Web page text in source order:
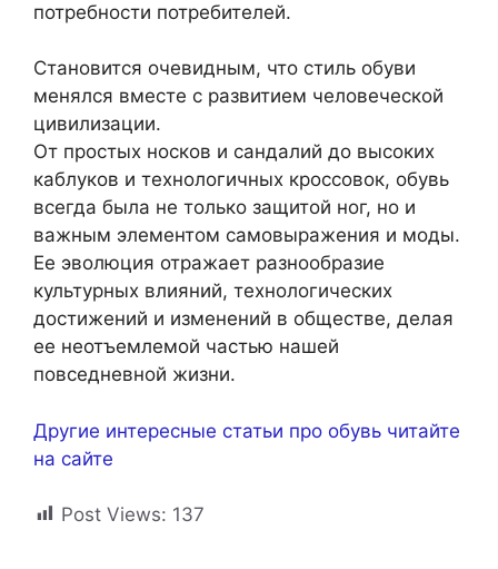
потребности потребителей.
Становится очевидным, что стиль обуви
менялся вместе с развитием человеческой
цивилизации.
От простых носков и сандалий до высоких
каблуков и технологичных кроссовок, обувь
всегда была не только защитой ног, но и
важным элементом самовыражения и моды.
Ее эволюция отражает разнообразие
культурных влияний, технологических
достижений и изменений в обществе, делая
ее неотъемлемой частью нашей
повседневной жизни.
Другие интересные статьи про обувь читайте
на сайте
Post Views: 137